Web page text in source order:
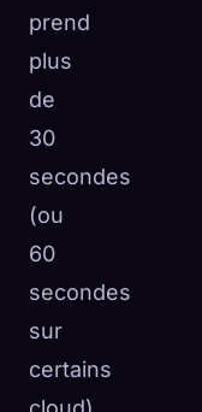
prend
plus
de
30
secondes
(ou
60
secondes
sur
certains